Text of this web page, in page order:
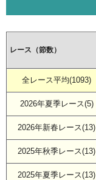
レース（節数）
全レース平均(1093)
2026年夏季レース(5)
2026年新春レース(13)
2025年秋季レース(13)
2025年夏季レース(13)